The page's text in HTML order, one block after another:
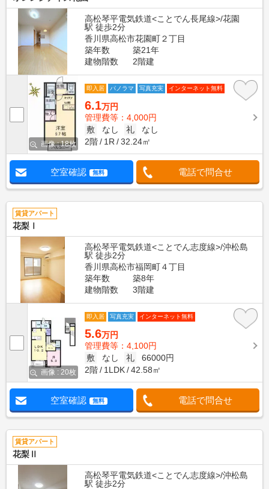
高松琴平電気鉄道<ことでん長尾線>/花園
駅 徒歩2分
香川県高松市花園町２丁目
築年数
築21年
建物階数
2階建
画像 : 18枚
即入居 パノラマ 写真充実 インターネット無料
6.1万円
管理費等：4,000円
敷
なし 礼
なし
2階
1R 32.24㎡
空室確認 無料 電話で問合せ
賃貸アパート
花梨Ⅰ
高松琴平電気鉄道<ことでん志度線>/沖松島
駅 徒歩2分
香川県高松市福岡町４丁目
築年数
築8年
建物階数
3階建
画像 : 20枚
即入居 写真充実 インターネット無料
5.6万円
管理費等：4,100円
敷
なし 礼
66000円
2階
1LDK 42.58㎡
空室確認 無料 電話で問合せ
賃貸アパート
花梨Ⅱ
高松琴平電気鉄道<ことでん志度線>/沖松島
駅 徒歩2分